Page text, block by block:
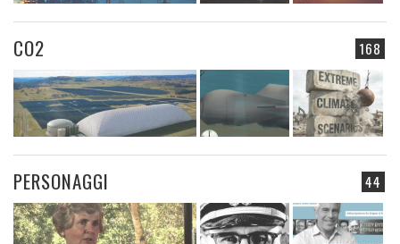
168
CO2
44
PERSONAGGI